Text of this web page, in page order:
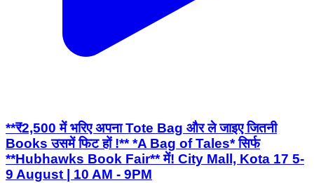
**₹2,500 में भरिए अपना Tote Bag और ले जाइए जितनी
Books उसमें फिट हों !** *A Bag of Tales* सिर्फ
**Hubhawks Book Fair** में! City Mall, Kota 17 5-
9 August | 10 AM - 9PM